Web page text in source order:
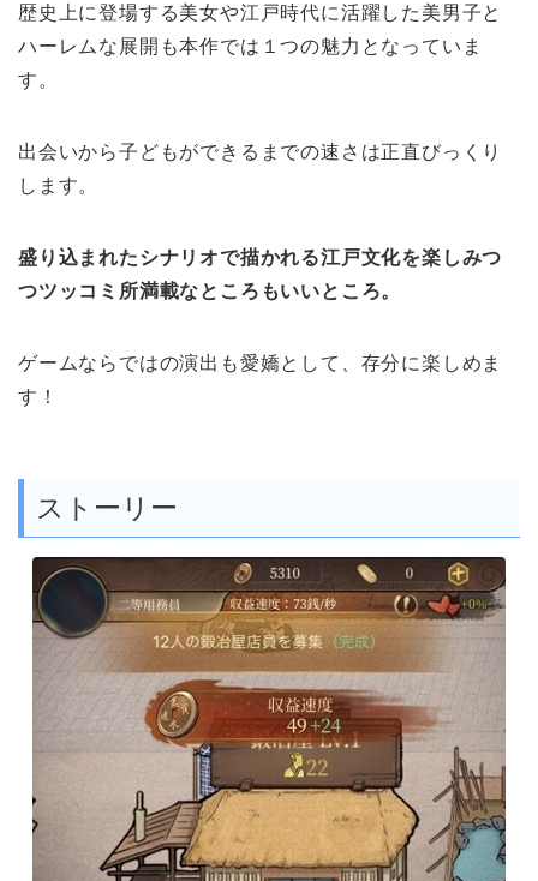
歴史上に登場する美女や江戸時代に活躍した美男子と
ハーレムな展開も本作では１つの魅力となっていま
す。
出会いから子どもができるまでの速さは正直びっくり
します。
盛り込まれたシナリオで描かれる江戸文化を楽しみつ
つツッコミ所満載なところもいいところ。
ゲームならではの演出も愛嬌として、存分に楽しめま
す！
ストーリー